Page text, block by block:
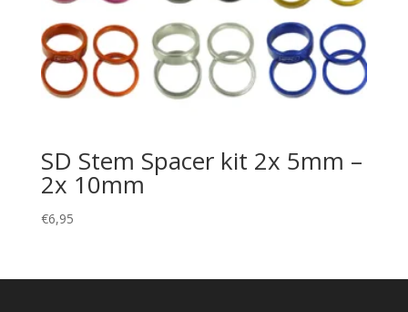
SD Stem Spacer kit 2x 5mm –
2x 10mm
€6,95